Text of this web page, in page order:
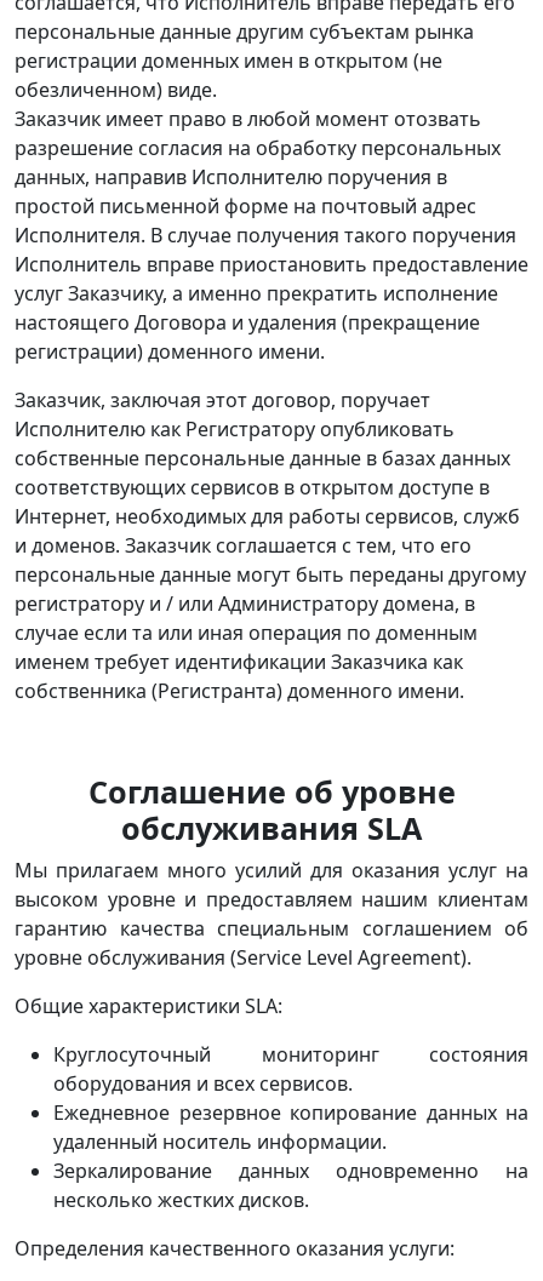
персональные данные другим субъектам рынка
регистрации доменных имен в открытом (не
обезличенном) виде.
Заказчик имеет право в любой момент отозвать
разрешение согласия на обработку персональных
данных, направив Исполнителю поручения в
простой письменной форме на почтовый адрес
Исполнителя. В случае получения такого поручения
Исполнитель вправе приостановить предоставление
услуг Заказчику, а именно прекратить исполнение
настоящего Договора и удаления (прекращение
регистрации) доменного имени.
Заказчик, заключая этот договор, поручает
Исполнителю как Регистратору опубликовать
собственные персональные данные в базах данных
соответствующих сервисов в открытом доступе в
Интернет, необходимых для работы сервисов, служб
и доменов. Заказчик соглашается с тем, что его
персональные данные могут быть переданы другому
регистратору и / или Администратору домена, в
случае если та или иная операция по доменным
именем требует идентификации Заказчика как
собственника (Регистранта) доменного имени.
Соглашение об уровне
обслуживания SLA
Мы прилагаем много усилий для оказания услуг на
высоком уровне и предоставляем нашим клиентам
гарантию качества специальным соглашением об
уровне обслуживания (Service Level Agreement).
Общие характеристики SLA:
Круглосуточный мониторинг состояния
оборудования и всех сервисов.
Ежедневное резервное копирование данных на
удаленный носитель информации.
Зеркалирование данных одновременно на
несколько жестких дисков.
Определения качественного оказания услуги: